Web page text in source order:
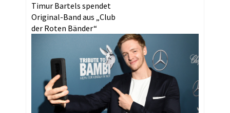
Timur Bartels spendet
Original-Band aus „Club
der Roten Bänder“